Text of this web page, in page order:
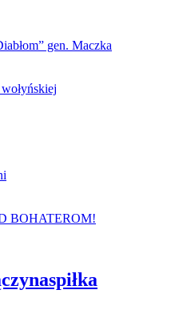
gen. Maczka
BOHATEROM!